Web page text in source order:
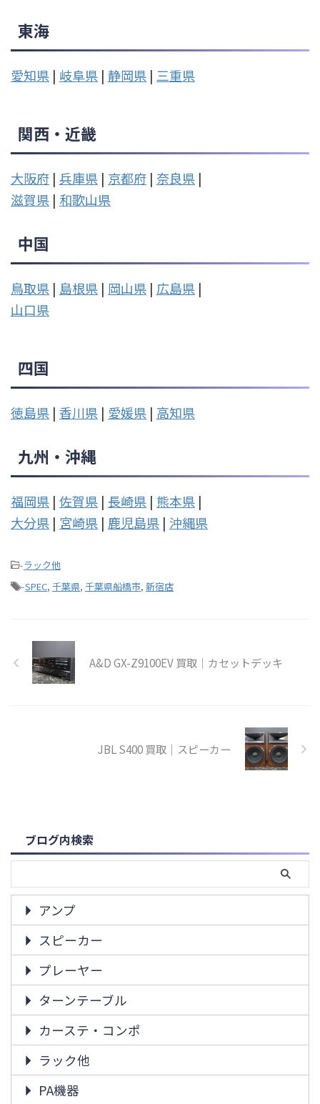
東海
愛知県 | 岐阜県 | 静岡県 | 三重県
関西・近畿
大阪府 | 兵庫県 | 京都府 | 奈良県 |
滋賀県 | 和歌山県
中国
鳥取県 | 島根県 | 岡山県 | 広島県 |
山口県
四国
徳島県 | 香川県 | 愛媛県 | 高知県
九州・沖縄
福岡県 | 佐賀県 | 長崎県 | 熊本県 |
大分県 | 宮崎県 | 鹿児島県 | 沖縄県
-ラック他
-SPEC, 千葉県, 千葉県船橋市, 新宿店
A&D GX-Z9100EV 買取｜カセットデッキ
JBL S400 買取｜スピーカー
ブログ内検索
アンプ
スピーカー
プレーヤー
ターンテーブル
カーステ・コンポ
ラック他
PA機器